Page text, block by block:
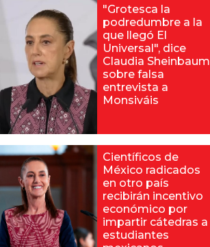
"Grotesca la
podredumbre a la
que llegó El
Universal", dice
Claudia Sheinbaum
sobre falsa
entrevista a
Monsiváis
Científicos de
México radicados
en otro país
recibirán incentivo
económico por
impartir cátedras a
estudiantes